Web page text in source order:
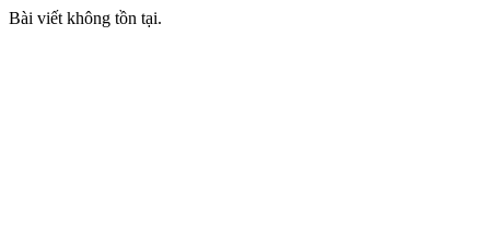
Bài viết không tồn tại.